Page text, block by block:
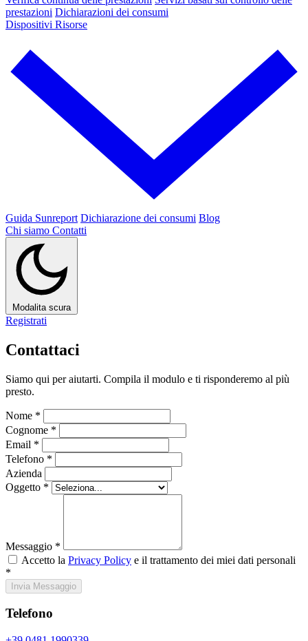
prestazioni Dichiarazioni dei consumi
Dispositivi Risorse
Guida Sunreport Dichiarazione dei consumi Blog
Chi siamo Contatti
Modalita scura
Registrati
Contattaci
Siamo qui per aiutarti. Compila il modulo e ti risponderemo al più
presto.
Nome *
Cognome *
Email *
Telefono *
Azienda
Oggetto *
Messaggio *
Accetto la Privacy Policy e il trattamento dei miei dati personali
*
Invia Messaggio
Telefono